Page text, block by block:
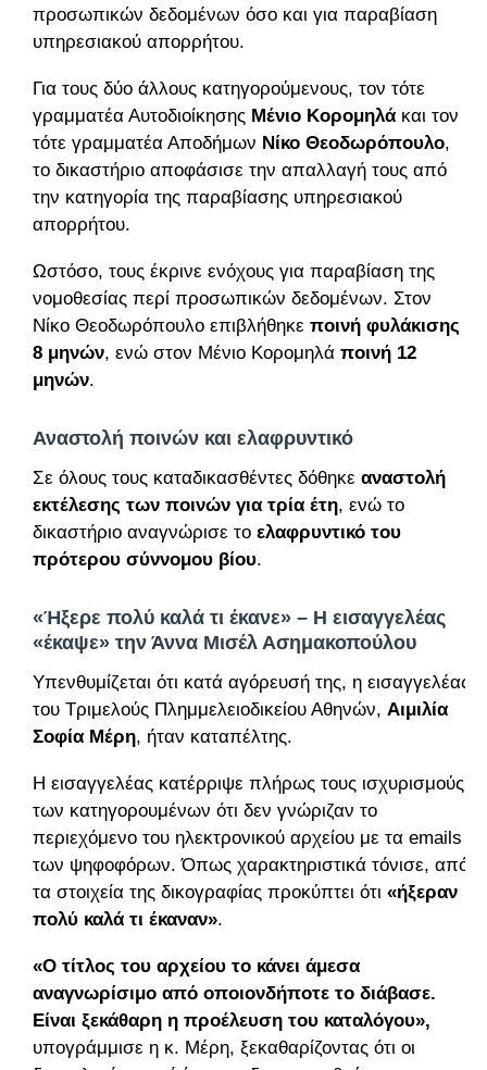
προσωπικών δεδομένων όσο και για παραβίαση
υπηρεσιακού απορρήτου.
Για τους δύο άλλους κατηγορούμενους, τον τότε
γραμματέα Αυτοδιοίκησης Μένιο Κορομηλά και τον
τότε γραμματέα Αποδήμων Νίκο Θεοδωρόπουλο,
το δικαστήριο αποφάσισε την απαλλαγή τους από
την κατηγορία της παραβίασης υπηρεσιακού
απορρήτου.
Ωστόσο, τους έκρινε ενόχους για παραβίαση της
νομοθεσίας περί προσωπικών δεδομένων. Στον
Νίκο Θεοδωρόπουλο επιβλήθηκε ποινή φυλάκισης
8 μηνών, ενώ στον Μένιο Κορομηλά ποινή 12
μηνών.
Αναστολή ποινών και ελαφρυντικό
Σε όλους τους καταδικασθέντες δόθηκε αναστολή
εκτέλεσης των ποινών για τρία έτη, ενώ το
δικαστήριο αναγνώρισε το ελαφρυντικό του
πρότερου σύννομου βίου.
«Ήξερε πολύ καλά τι έκανε» – Η εισαγγελέας
«έκαψε» την Άννα Μισέλ Ασημακοπούλου
Υπενθυμίζεται ότι κατά αγόρευσή της, η εισαγγελέας
του Τριμελούς Πλημμελειοδικείου Αθηνών, Αιμιλία
Σοφία Μέρη, ήταν καταπέλτης.
Η εισαγγελέας κατέρριψε πλήρως τους ισχυρισμούς
των κατηγορουμένων ότι δεν γνώριζαν το
περιεχόμενο του ηλεκτρονικού αρχείου με τα emails
των ψηφοφόρων. Όπως χαρακτηριστικά τόνισε, από
τα στοιχεία της δικογραφίας προκύπτει ότι «ήξεραν
πολύ καλά τι έκαναν».
«Ο τίτλος του αρχείου το κάνει άμεσα
αναγνωρίσιμο από οποιονδήποτε το διάβασε.
Είναι ξεκάθαρη η προέλευση του καταλόγου»,
υπογράμμισε η κ. Μέρη, ξεκαθαρίζοντας ότι οι